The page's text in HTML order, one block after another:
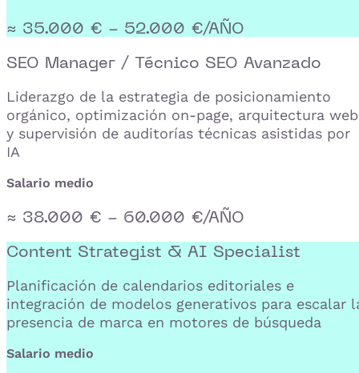
≈ 35.000 € - 52.000 €/AÑO
SEO Manager / Técnico SEO Avanzado
Liderazgo de la estrategia de posicionamiento
orgánico, optimización on-page, arquitectura web
y supervisión de auditorías técnicas asistidas por
IA
Salario medio
≈ 38.000 € - 60.000 €/AÑO
Content Strategist & AI Specialist
Planificación de calendarios editoriales e
integración de modelos generativos para escalar
presencia de marca en motores de búsqueda
Salario medio